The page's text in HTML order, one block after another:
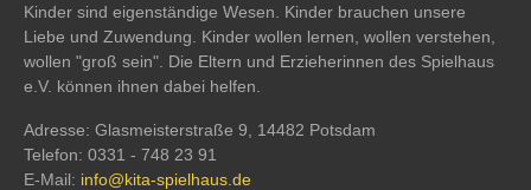
Kinder sind eigenständige Wesen. Kinder brauchen unsere
Liebe und Zuwendung. Kinder wollen lernen, wollen verstehen,
wollen "groß sein". Die Eltern und Erzieherinnen des Spielhaus
e.V. können ihnen dabei helfen.
Adresse: Glasmeisterstraße 9, 14482 Potsdam
Telefon: 0331 - 748 23 91
E-Mail: info@kita-spielhaus.de